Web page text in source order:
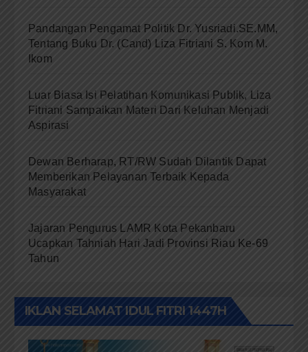
Pandangan Pengamat Politik Dr. Yusriadi.SE.MM,
Tentang Buku Dr. (Cand) Liza Fitriani S. Kom M.
Ikom
Luar Biasa Isi Pelatihan Komunikasi Publik, Liza
Fitriani Sampaikan Materi Dari Keluhan Menjadi
Aspirasi
Dewan Berharap, RT/RW Sudah Dilantik Dapat
Memberikan Pelayanan Terbaik Kepada
Masyarakat
Jajaran Pengurus LAMR Kota Pekanbaru
Ucapkan Tahniah Hari Jadi Provinsi Riau Ke-69
Tahun
IKLAN SELAMAT IDUL FITRI 1447H